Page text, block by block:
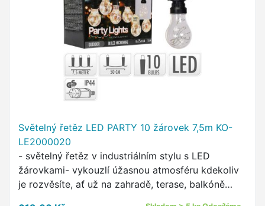
Světelný řetěz LED PARTY 10 žárovek 7,5m KO-
LE2000020
- světelný řetěz v industriálním stylu s LED
žárovkami- vykouzlí úžasnou atmosféru kdekoliv
je rozvěsíte, ať už na zahradě, terase, balkóně